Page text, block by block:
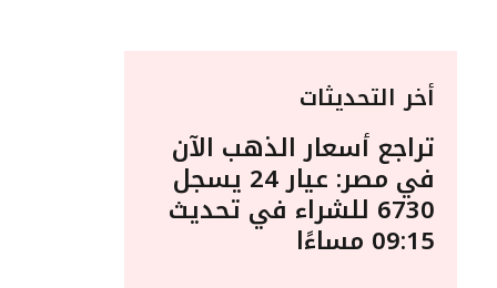
أخر التحديثات
تراجع أسعار الذهب الآن
في مصر: عيار 24 يسجل
6730 للشراء في تحديث
09:15 مساءًا